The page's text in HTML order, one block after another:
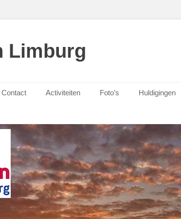
Limburg
Contact Activiteiten Foto’s Huldigingen